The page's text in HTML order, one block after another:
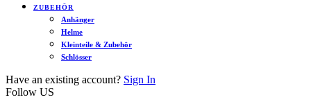
ZUBEHÖR
Anhänger
Helme
Kleinteile & Zubehör
Schlösser
Have an existing account? Sign In
Follow US